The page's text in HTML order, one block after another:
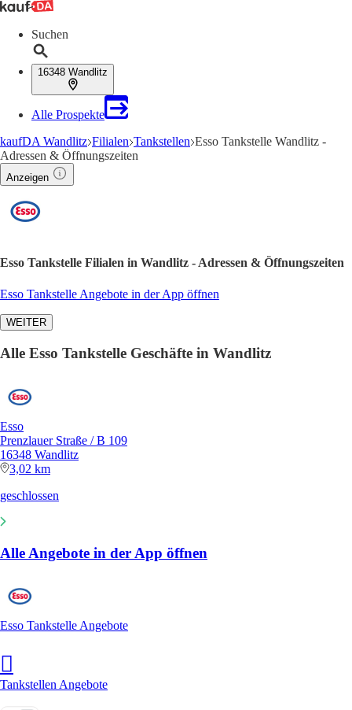
Suchen
16348 Wandlitz
Alle Prospekte
kaufDA Wandlitz Filialen Tankstellen Esso Tankstelle Wandlitz -
Adressen & Öffnungszeiten
Anzeigen
Esso Tankstelle Filialen in Wandlitz - Adressen & Öffnungszeiten
Esso Tankstelle Angebote in der App öffnen
WEITER
Alle Esso Tankstelle Geschäfte in Wandlitz
Esso
Prenzlauer Straße / B 109
16348 Wandlitz
3,02 km
geschlossen
Alle Angebote in der App öffnen
Esso Tankstelle Angebote
Tankstellen Angebote